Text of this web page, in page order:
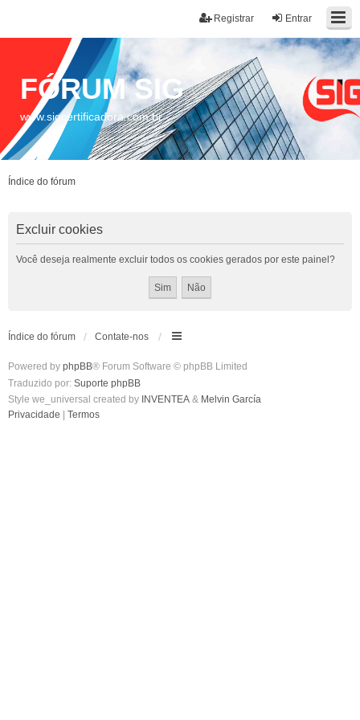
Entrar
Registrar
FÓRUM SIG
www.sigcertificadora.com.br
Índice do fórum
Excluir cookies
Você deseja realmente excluir todos os cookies gerados por este painel?
Índice do fórum Contate-nos
Powered by phpBB® Forum Software © phpBB Limited
Traduzido por: Suporte phpBB
Style we_universal created by INVENTEA & Melvin García
Privacidade
Termos